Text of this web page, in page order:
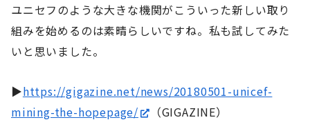
ユニセフのような大きな機関がこういった新しい取り
組みを始めるのは素晴らしいですね。私も試してみた
いと思いました。
▶https://gigazine.net/news/20180501-unicef-
mining-the-hopepage/
（GIGAZINE）